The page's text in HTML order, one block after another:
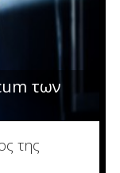
των
της